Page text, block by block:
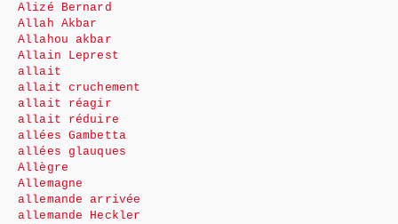
Alizé Bernard
Allah Akbar
Allahou akbar
Allain Leprest
allait
allait cruchement
allait réagir
allait réduire
allées Gambetta
allées glauques
Allègre
Allemagne
allemande arrivée
allemande Heckler